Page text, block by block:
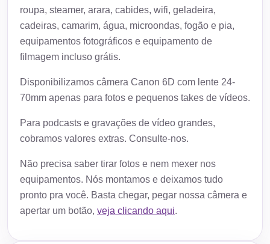
roupa, steamer, arara, cabides, wifi, geladeira,
cadeiras, camarim, água, microondas, fogão e pia,
equipamentos fotográficos e equipamento de
filmagem incluso grátis.
Disponibilizamos câmera Canon 6D com lente 24-
70mm apenas para fotos e pequenos takes de vídeos.
Para podcasts e gravações de vídeo grandes,
cobramos valores extras. Consulte-nos.
Não precisa saber tirar fotos e nem mexer nos
equipamentos. Nós montamos e deixamos tudo
pronto pra você. Basta chegar, pegar nossa câmera e
apertar um botão, veja clicando aqui.